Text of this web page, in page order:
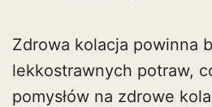
Zdrowa kolacja powinna
lekkostrawnych potraw,
pomysłów na zdrowe